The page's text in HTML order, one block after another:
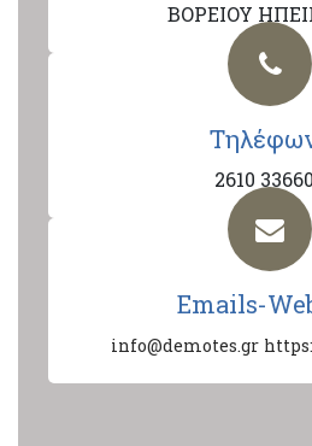
ΒΟΡΕΙΟΥ
2610
Emails-
info@demotes.gr